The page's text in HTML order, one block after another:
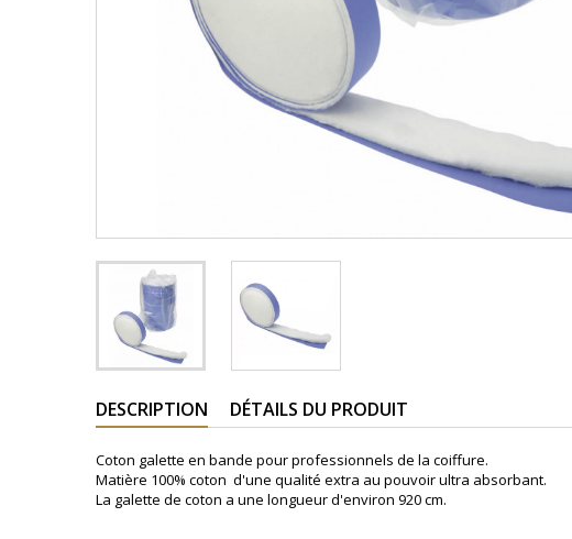
DESCRIPTION DÉTAILS DU PRODUIT
Coton galette en bande pour professionnels de la coiffure.
Matière 100% coton d'une qualité extra au pouvoir ultra absorbant.
La galette de coton a une longueur d'environ 920 cm.